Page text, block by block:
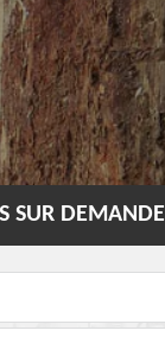
SUR DEMANDE